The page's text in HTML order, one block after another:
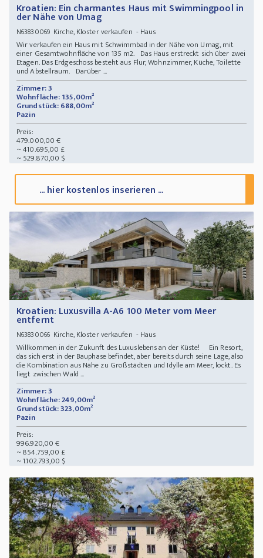
Kroatien: Ein charmantes Haus mit Swimmingpool in
der Nähe von Umag
N63830069Kirche, Kloster verkaufen - Haus
Wir verkaufen ein Haus mit Schwimmbad in der Nähe von Umag, mit
einer Gesamtwohnfläche von 135 m2. Das Haus erstreckt sich über zwei
Etagen. Das Erdgeschoss besteht aus Flur, Wohnzimmer, Küche, Toilette
und Abstellraum. Darüber ...
Zimmer: 3
Wohnfläche: 135,00m²
Grundstück: 688,00m²
Pazin
Preis:
479.000,00 €
~ 410.695,00 £
~ 529.870,00 $
... hier kostenlos inserieren ...
Kroatien: Luxusvilla A-A6 100 Meter vom Meer
entfernt
N63830066Kirche, Kloster verkaufen - Haus
Willkommen in der Zukunft des Luxuslebens an der Küste! Ein Resort,
das sich erst in der Bauphase befindet, aber bereits durch seine Lage, also
die Kombination aus Nähe zu Großstädten und Idylle am Meer, lockt. Es
liegt zwischen Wald ...
Zimmer: 3
Wohnfläche: 249,00m²
Grundstück: 323,00m²
Pazin
Preis:
996.920,00 €
~ 854.759,00 £
~ 1.102.793,00 $